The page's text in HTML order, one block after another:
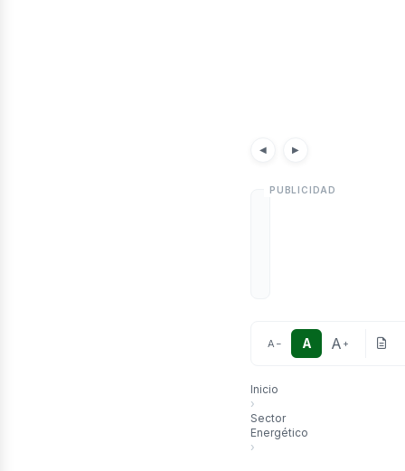
◀
Noticias Artículos
▶
A − A A +
Inicio
›
Sector
Energético
›